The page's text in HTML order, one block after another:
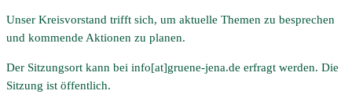
Unser Kreisvorstand trifft sich, um aktuelle Themen zu besprechen
und kommende Aktionen zu planen.
Der Sitzungsort kann bei info[at]gruene-jena.de erfragt werden. Die
Sitzung ist öffentlich.